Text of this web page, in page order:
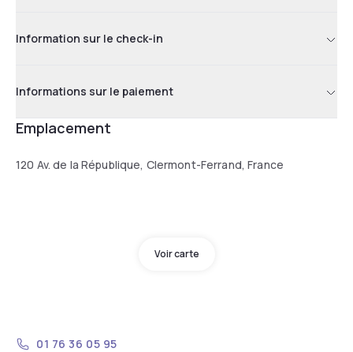
Information sur le check-in
Informations sur le paiement
Emplacement
120 Av. de la République, Clermont-Ferrand, France
Voir carte
01 76 36 05 95